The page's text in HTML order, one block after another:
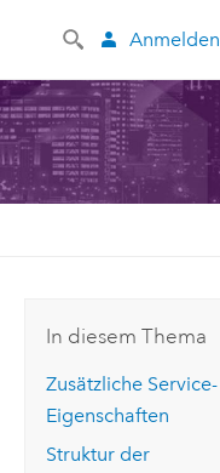
Anmelden
In diesem Thema
Zusätzliche Service-
Eigenschaften
Struktur der